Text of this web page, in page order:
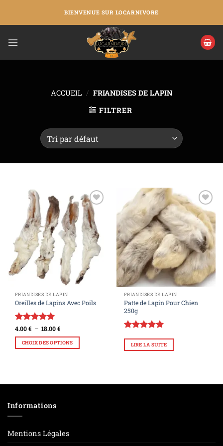
BIENVENUE SUR LOCARNIVORE
ACCUEIL / FRIANDISES DE LAPIN
FILTRER
Ajouter
à la liste
de
souhaits
FRIANDISES DE LAPIN
Oreilles de Lapins Avec Poils
Note 5sur
5
4.00€ – 18.00€
CHOIX DES OPTIONS
Ajouter
à la liste
de
souhaits
FRIANDISES DE LAPIN
Patte de Lapin Pour Chien
250g
LIRE LA SUITE
Informations
Mentions Légales